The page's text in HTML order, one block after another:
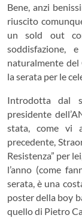
Bene, anzi
riuscito
un sold out
soddisfazione,
naturalmente del
la serata per le
Introdotta dal
presidente
stata, come vi
precedente,
Resistenza” per
l’anno (come
serata, è una
poster della boy
quello di Pietro